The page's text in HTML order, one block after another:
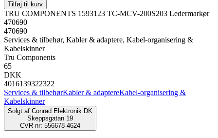
Tilføj til kurv
TRU COMPONENTS 1593123 TC-MCV-200S203 Ledermarkør
470690
470690
Services & tilbehør, Kabler & adaptere, Kabel-organisering &
Kabelskinner
Tru Components
65
DKK
4016139322322
Services & tilbehørKabler & adaptereKabel-organisering &
Kabelskinner
Solgt af Conrad Elektronik DK
Skeppsgatan 19
CVR-nr: 556678-4624